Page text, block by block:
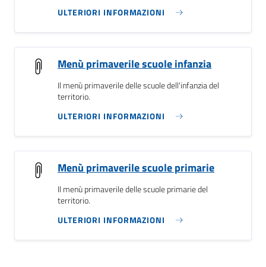
ULTERIORI INFORMAZIONI
Menù primaverile scuole infanzia
Il menù primaverile delle scuole dell'infanzia del
territorio.
ULTERIORI INFORMAZIONI
Menù primaverile scuole primarie
Il menù primaverile delle scuole primarie del
territorio.
ULTERIORI INFORMAZIONI